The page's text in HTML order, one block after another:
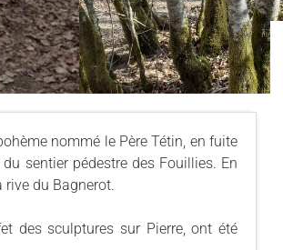
nommé le Père Tétin, en fuite
sentier pédestre des Fouillies. En
rive du Bagnerot.
des sculptures sur Pierre, ont été